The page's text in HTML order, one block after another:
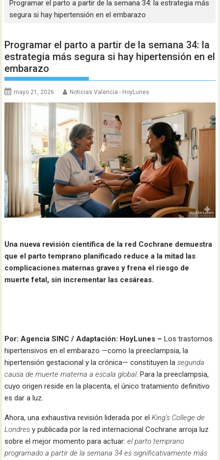
Programar el parto a partir de la semana 34: la estrategia más
segura si hay hipertensión en el embarazo
Programar el parto a partir de la semana 34: la
estrategia más segura si hay hipertensión en el
embarazo
mayo 21, 2026 Noticias Valencia - HoyLunes
Una nueva revisión científica de la red Cochrane demuestra
que el parto temprano planificado reduce a la mitad las
complicaciones maternas graves y frena el riesgo de
muerte fetal, sin incrementar las cesáreas.
Por: Agencia SINC / Adaptación: HoyLunes –Los trastornos
hipertensivos en el embarazo —como la preeclampsia, la
hipertensión gestacional y la crónica— constituyen lasegunda
causa de muerte materna a escala global. Para la preeclampsia,
cuyo origen reside en la placenta, el único tratamiento definitivo
es dar a luz.
Ahora, una exhaustiva revisión liderada por elKing’s College de
Londres y publicada por la red internacional Cochrane arroja luz
sobre el mejor momento para actuar:el parto temprano
programado a partir de la semana 34 es significativamente más